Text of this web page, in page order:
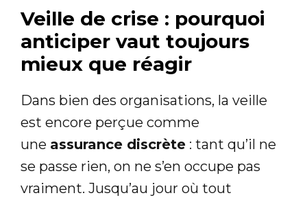
Veille de crise : pourquoi
anticiper vaut toujours
mieux que réagir
Dans bien des organisations, la veille
est encore perçue comme
une assurance discrète : tant qu’il ne
se passe rien, on ne s’en occupe pas
vraiment. Jusqu’au jour où tout